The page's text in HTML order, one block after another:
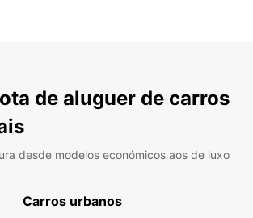
de aluguer de carros
desde modelos económicos aos de luxo
Carros urbanos